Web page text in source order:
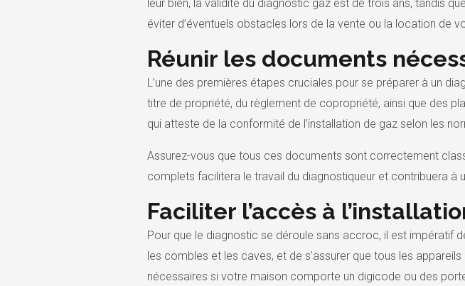
leur bien, la validité du diagnostic gaz est de trois ans, tandis
éviter d’éventuels obstacles lors de la vente ou la location de
Réunir les documents
L’une des premières étapes cruciales pour se préparer à un
titre de propriété, du règlement de copropriété, ainsi que des
qui atteste de la conformité de l’installation de gaz selon les
Assurez-vous que tous ces documents sont correctement
complets facilitera le travail du diagnostiqueur et contribuera à
Faciliter l’accès à
Pour que le diagnostic se déroule sans accroc, il est impératif
les combles et les caves, et de s’assurer que tous les
nécessaires si votre maison comporte un digicode ou des